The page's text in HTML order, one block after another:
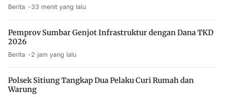
Berita 33 menit yang lalu
Pemprov Sumbar Genjot Infrastruktur dengan Dana TKD
2026
Berita 2 jam yang lalu
Polsek Sitiung Tangkap Dua Pelaku Curi Rumah dan
Warung